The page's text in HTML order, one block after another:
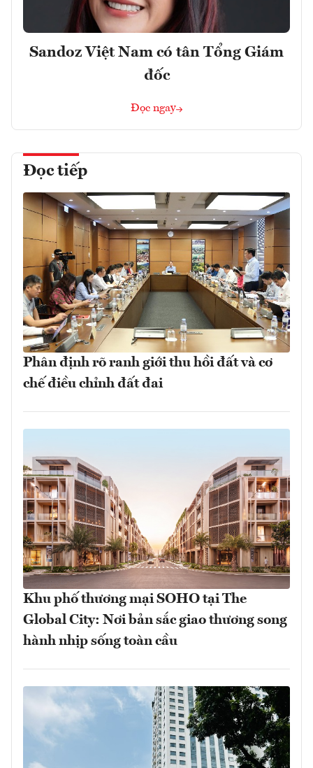
Sandoz Việt Nam có tân Tổng Giám
đốc
Đọc ngay
Đọc tiếp
Phân định rõ ranh giới thu hồi đất và cơ
chế điều chỉnh đất đai
Khu phố thương mại SOHO tại The
Global City: Nơi bản sắc giao thương song
hành nhịp sống toàn cầu